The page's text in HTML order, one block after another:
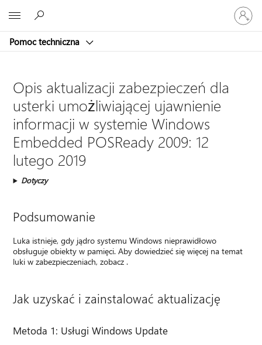
Pomoc techniczna
Zaloguj
się
do
konta
Opis aktualizacji zabezpieczeń dla
usterki umożliwiającej ujawnienie
informacji w systemie Windows
Embedded POSReady 2009: 12
lutego 2019
Dotyczy
Podsumowanie
Luka istnieje, gdy jądro systemu Windows nieprawidłowo
obsługuje obiekty w pamięci. Aby dowiedzieć się więcej na temat
luki w zabezpieczeniach, zobacz .
Jak uzyskać i zainstalować aktualizację
Metoda 1: Usługi Windows Update